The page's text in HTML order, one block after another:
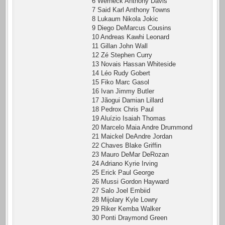
7 Said Karl Anthony Towns
8 Lukaum Nikola Jokic
9 Diego DeMarcus Cousins
10 Andreas Kawhi Leonard
11 Gillan John Wall
12 Zé Stephen Curry
13 Novais Hassan Whiteside
14 Léo Rudy Gobert
15 Fiko Marc Gasol
16 Ivan Jimmy Butler
17 Jãogui Damian Lillard
18 Pedrox Chris Paul
19 Aluízio Isaiah Thomas
20 Marcelo Maia Andre Drummond
21 Maickel DeAndre Jordan
22 Chaves Blake Griffin
23 Mauro DeMar DeRozan
24 Adriano Kyrie Irving
25 Erick Paul George
26 Mussi Gordon Hayward
27 Salo Joel Embiid
28 Mijolary Kyle Lowry
29 Riker Kemba Walker
30 Ponti Draymond Green